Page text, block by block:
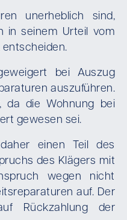
unerheblich sind,
in seinem Urteil vom
entscheiden.
bei Auszug
auszuführen.
da die Wohnung bei
gewesen sei.
einen Teil des
des Klägers mit
wegen nicht
auf. Der
Rückzahlung der